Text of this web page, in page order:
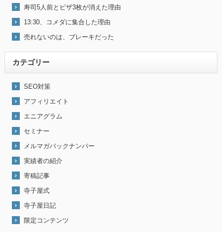
寿司5人前とピザ3枚が消えた理由
13:30、コメダに集合した理由
売れないのは、ブレーキだった
カテゴリー
SEO対策
アフィリエイト
エニアグラム
セミナー
メルマガバックナンバー
実績者の紹介
寄稿記事
寺子屋式
寺子屋日記
限定コンテンツ